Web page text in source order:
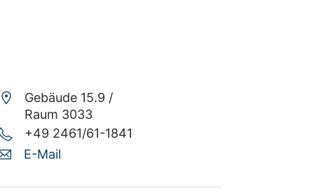
Gebäude 15.9 /
Raum 3033
+49 2461/61-1841
E-Mail